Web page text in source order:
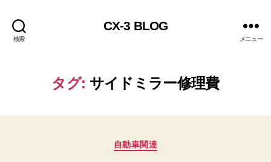
検索
CX-3 BLOG
メニュー
タグ: サイドミラー修理費
カ
自動車関連